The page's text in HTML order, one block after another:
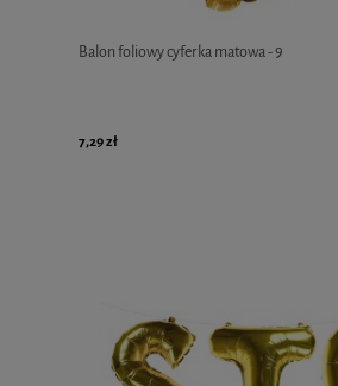
Balon foliowy cyferka matowa - 9
7,29 zł